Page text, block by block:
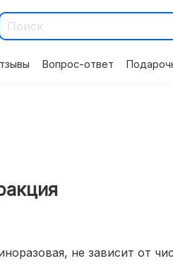
Вопрос-ответ
не зависит от